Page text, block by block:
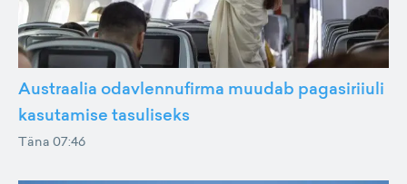
Austraalia odavlennufirma muudab pagasiriiuli
kasutamise tasuliseks
Täna 07:46